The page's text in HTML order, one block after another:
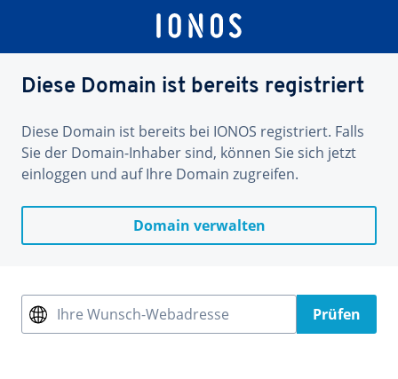
Diese Domain ist bereits registriert
Diese Domain ist bereits bei IONOS registriert. Falls
Sie der Domain-Inhaber sind, können Sie sich jetzt
einloggen und auf Ihre Domain zugreifen.
Domain verwalten
Ihre Wunsch-Webadresse Prüfen